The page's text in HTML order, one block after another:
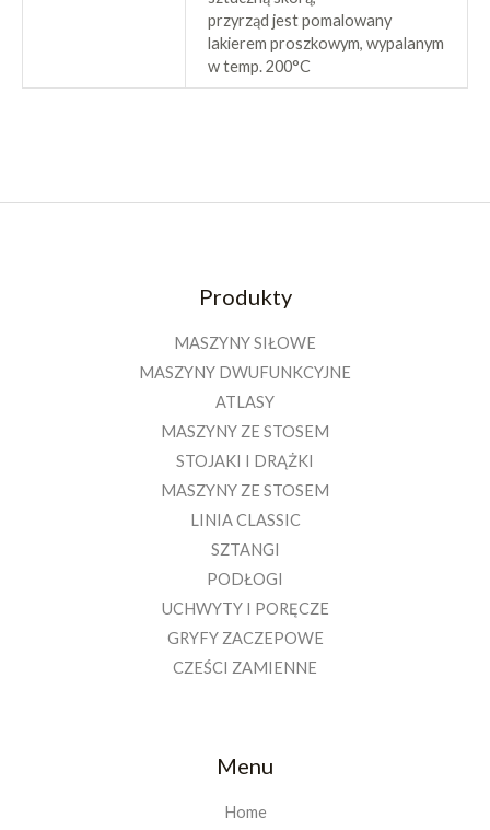
przyrząd jest pomalowany
lakierem proszkowym, wypalanym
w temp. 200°C
Produkty
MASZYNY SIŁOWE
MASZYNY DWUFUNKCYJNE
ATLASY
MASZYNY ZE STOSEM
STOJAKI I DRĄŻKI
MASZYNY ZE STOSEM
LINIA CLASSIC
SZTANGI
PODŁOGI
UCHWYTY I PORĘCZE
GRYFY ZACZEPOWE
CZEŚCI ZAMIENNE
Menu
Home